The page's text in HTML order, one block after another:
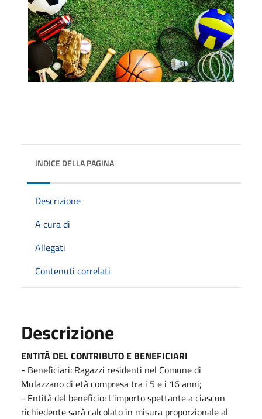
INDICE DELLA PAGINA
Descrizione
A cura di
Allegati
Contenuti correlati
Descrizione
ENTITÀ DEL CONTRIBUTO E BENEFICIARI
- Beneficiari: Ragazzi residenti nel Comune di
Mulazzano di età compresa tra i 5 e i 16 anni;
- Entità del beneficio: L'importo spettante a ciascun
richiedente sarà calcolato in misura proporzionale al